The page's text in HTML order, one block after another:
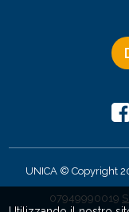
UNICA © Copyright
07949990019